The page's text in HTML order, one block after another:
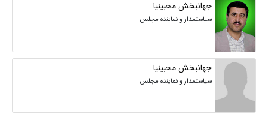
جهانبخش محبینیا
سیاستمدار و نماینده مجلس
جهانبخش محبینیا
سیاستمدار و نماینده مجلس